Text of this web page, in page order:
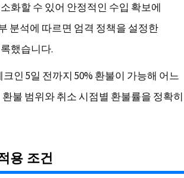
화할 수 있어 안정적인 수입 확보에
분석에 따르면 엄격 정책을 설정한
했습니다.
인 5일 전까지 50% 환불이 가능해 어느
불 범위와 취소 시점별 환불률을 정확히
용 조건